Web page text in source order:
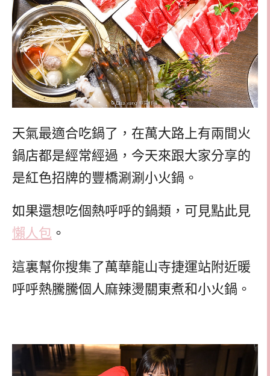
天氣最適合吃鍋了，在萬大路上有兩間火
鍋店都是經常經過，今天來跟大家分享的
是紅色招牌的豐橋涮涮小火鍋。
如果還想吃個熱呼呼的鍋類，可見點此見
懶人包 。
這裏幫你搜集了萬華龍山寺捷運站附近暖
呼呼熱騰騰個人麻辣燙關東煮和小火鍋。